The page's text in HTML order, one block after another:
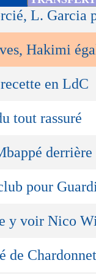
L. Garcia
Hakimi
en LdC
tout rassuré
pour
y voir Nico
de Chardonnet